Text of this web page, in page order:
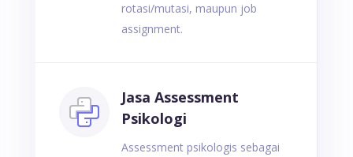
rotasi/mutasi, maupun job
assignment.
Jasa Assessment
Psikologi
Assessment psikologis sebagai